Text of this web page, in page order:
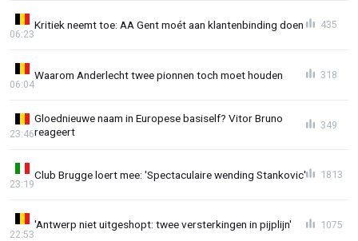
Kritiek neemt toe: AA Gent moét aan klantenbinding doen
06:23
435
Waarom Anderlecht twee pionnen toch moet houden
06:04
318
Gloednieuwe naam in Europese basiself? Vitor Bruno
reageert
23:46
349
Club Brugge loert mee: 'Spectaculaire wending Stankovic'
23:19
1813
'Antwerp niet uitgeshopt: twee versterkingen in pijplijn'
22:53
1075